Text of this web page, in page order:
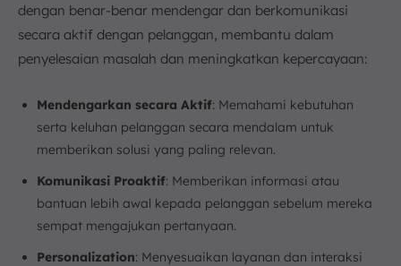
dengan benar-benar mendengar dan berkomunikasi
secara aktif dengan pelanggan, membantu dalam
penyelesaian masalah dan meningkatkan kepercayaan:
Mendengarkan secara Aktif: Memahami kebutuhan
serta keluhan pelanggan secara mendalam untuk
memberikan solusi yang paling relevan.
Komunikasi Proaktif: Memberikan informasi atau
bantuan lebih awal kepada pelanggan sebelum mereka
sempat mengajukan pertanyaan.
Personalization: Menyesuaikan layanan dan interaksi